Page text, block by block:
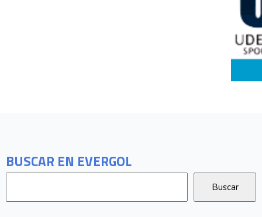
BUSCAR EN EVERGOL